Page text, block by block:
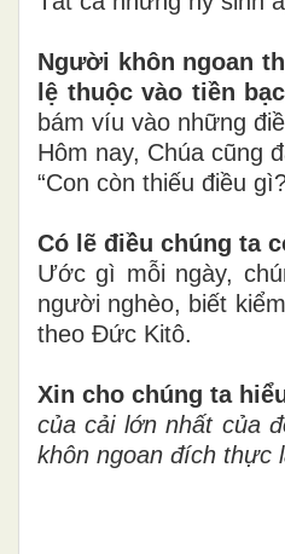
Người khôn ngoan
lệ thuộc vào tiền
bám víu vào những
Hôm nay, Chúa cũng
“Con còn thiếu điều
Có lẽ điều chúng ta
Ước gì mỗi ngày,
người nghèo, biết
theo Đức Kitô.
Xin cho chúng ta
của cải lớn nhất của
khôn ngoan đích thực